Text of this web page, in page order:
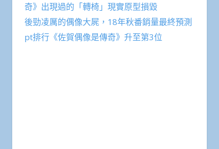
奇》出現過的「轉椅」現實原型損毀
後勁凌厲的偶像大屍，18年秋番銷量最終預測
pt排行《佐賀偶像是傳奇》升至第3位